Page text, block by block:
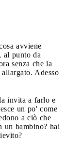
avviene
al punto da
senza che la
Adesso
invita a farlo e
un po' come
a ciò che
un bambino? hai